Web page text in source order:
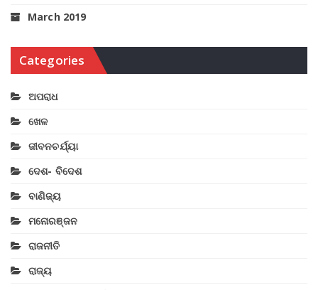
March 2019
Categories
ଅପରାଧ
ଖେଳ
ଜୀବନଚର୍ଯ୍ୟା
ଦେଶ- ବିଦେଶ
ବାଣିଜ୍ୟ
ମନୋରଞ୍ଜନ
ରାଜନୀତି
ରାଜ୍ୟ